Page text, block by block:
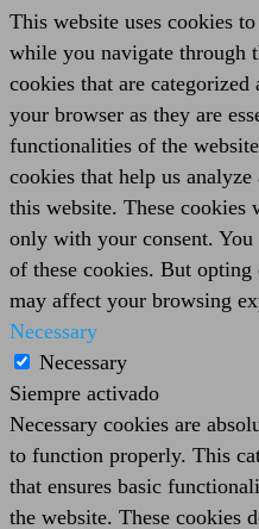
This website uses cookies
while you navigate through
cookies that are categorized
your browser as they are
functionalities of the
cookies that help us
this website. These
only with your consent.
of these cookies. But
may affect your browsing
Necessary
Necessary
Siempre activado
Necessary cookies are
to function properly. This
that ensures basic
the website. These cookies